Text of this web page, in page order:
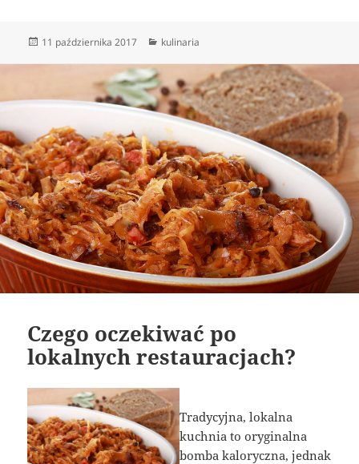
Data
11 października 2017 Kategorie
kulinaria
Czego oczekiwać po
lokalnych restauracjach?
Tradycyjna, lokalna
kuchnia to oryginalna
bomba kaloryczna, jednak